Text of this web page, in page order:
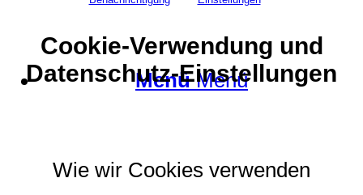
Menü Menü
Cookie-Verwendung und
Datenschutz-Einstellungen
Wie wir Cookies verwenden